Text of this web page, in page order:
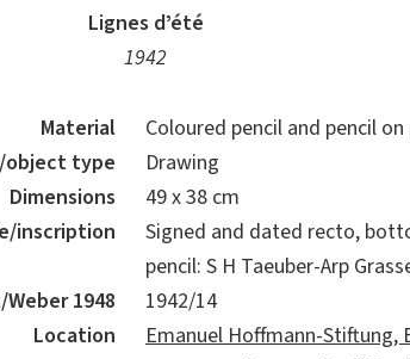
Lignes dʼété
1942
Material
Coloured pencil and pencil on
object type
Drawing
Dimensions
49 x 38 cm
inscription
Signed and dated recto,
pencil: S H Taeuber-Arp
1948
1942/14
Location
Emanuel Hoffmann-Stiftung,